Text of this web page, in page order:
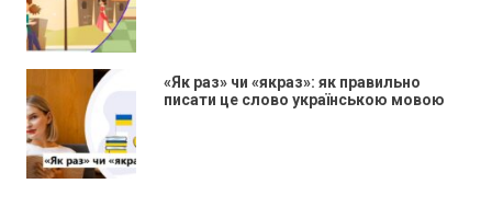
«Як раз» чи «якраз»: як правильно
писати це слово українською мовою